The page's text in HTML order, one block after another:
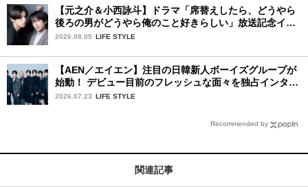
【元之介＆小西詠斗】ドラマ「席替えしたら、どうやら
後ろの男がどうやら俺のこと好きらしい」放送記念イン
タビュー♡ 「自然と詠斗くんが可愛く見えたんです」
2026.08.05 LIFE STYLE
【AEN／エイエン】注目の日韓新人ボーイズグループが
始動！ デビュー目前のフレッシュな面々を独占インタビ
ュー。7人の魅力に迫ります♪
2026.07.23 LIFE STYLE
Recommended by
関連記事